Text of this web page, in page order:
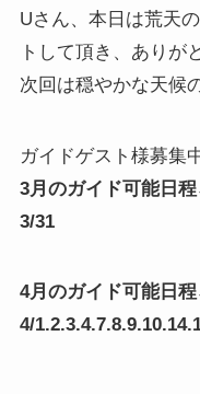
Uさん、本日は荒天
トして頂き、ありが
次回は穏やかな天候
ガイドゲスト様募集
3月のガイド可能日程
3/31
4月のガイド可能日程
4/